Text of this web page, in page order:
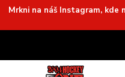
Mrkni na náš Instagram, kde